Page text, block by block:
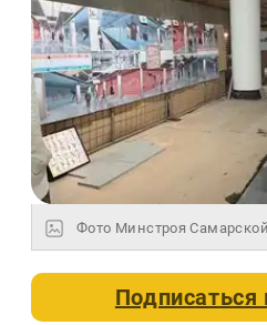
Фото Минстроя